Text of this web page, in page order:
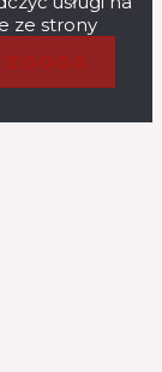
ze strony
ZGODA